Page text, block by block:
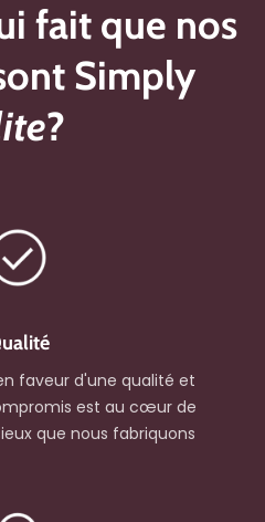
fait que nos
Simply
?
faveur d'une qualité et
est au cœur de
que nous fabriquons